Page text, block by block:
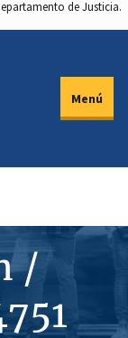
de Justicia.
Menú
/